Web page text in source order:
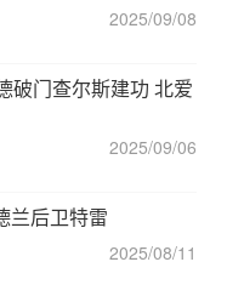
2025/09/08
破门查尔斯建功 北爱
2025/09/06
兰后卫特雷
2025/08/11